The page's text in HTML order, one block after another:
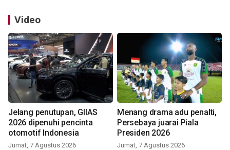
Video
Jelang penutupan, GIIAS
2026 dipenuhi pencinta
otomotif Indonesia
Jumat, 7 Agustus 2026
Menang drama adu penalti,
Persebaya juarai Piala
Presiden 2026
Jumat, 7 Agustus 2026